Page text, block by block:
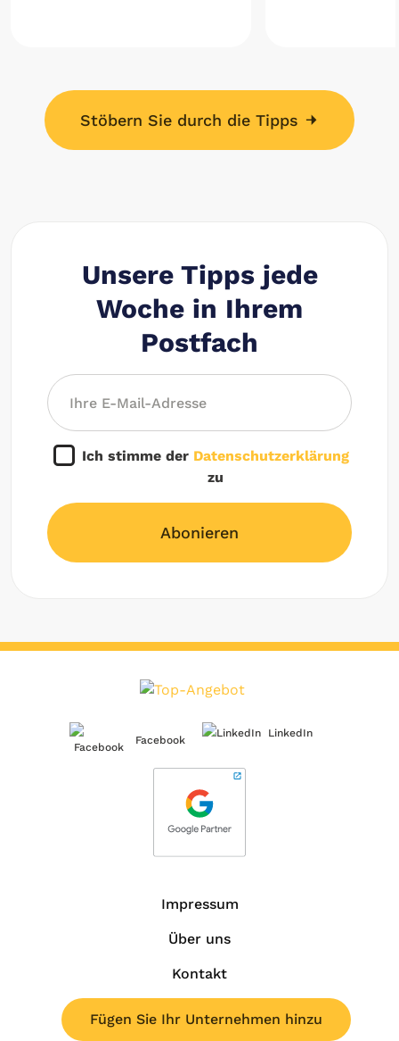
Stöbern Sie durch die Tipps
Unsere Tipps jede
Woche in Ihrem
Postfach
Ich stimme der Datenschutzerklärung
zu
Abonieren
Facebook
LinkedIn
Impressum
Über uns
Kontakt
Fügen Sie Ihr Unternehmen hinzu